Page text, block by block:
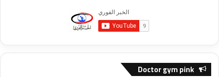
Doctor gym pink